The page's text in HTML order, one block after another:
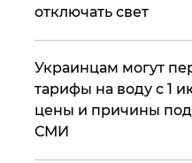
отключать свет
Украинцам могут
тарифы на воду с 1
цены и причины
СМИ